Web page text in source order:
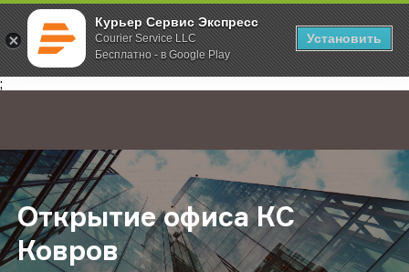
Курьер Сервис Экспресс
Courier Service LLC
Бесплатно - в Google Play
Установить
;
Главная О компании Новости Открытие офиса КС Ковров
Открытие офиса КС
Ковров